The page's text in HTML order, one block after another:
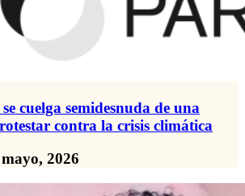
cuelga semidesnuda de una
contra la crisis climática
2026